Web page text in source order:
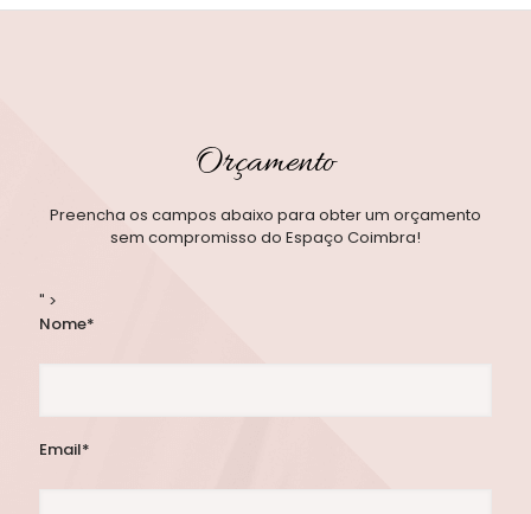
Orçamento
Preencha os campos abaixo para obter um orçamento
sem compromisso do Espaço Coimbra!
" >
Nome*
Email*